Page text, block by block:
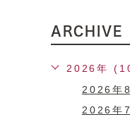
ARCHIVE
2026年
2026年
2026年